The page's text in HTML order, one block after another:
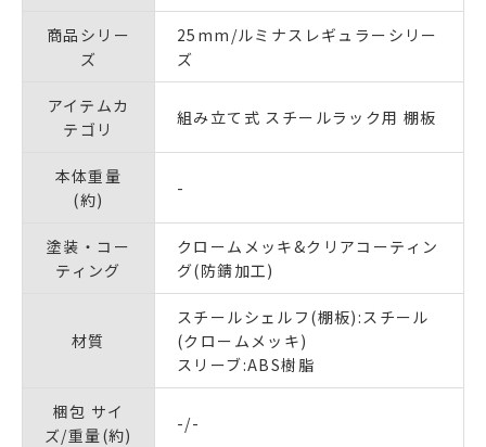
商品シリー
ズ
25mm/ルミナスレギュラーシリー
ズ
アイテムカ
テゴリ
組み立て式 スチールラック用 棚板
本体重量
(約)
-
塗装・コー
ティング
クロームメッキ&クリアコーティン
グ(防錆加工)
材質
スチールシェルフ(棚板):スチール
(クロームメッキ)
スリーブ:ABS樹脂
梱包 サイ
ズ/重量(約)
-/-